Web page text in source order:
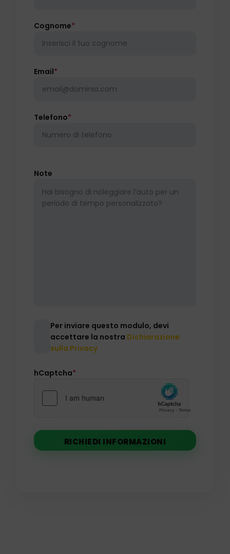
Cognome*
Email*
Telefono*
Note
Consenso
Per inviare questo modulo, devi
accettare la nostra Dichiarazione
sulla Privacy
hCaptcha*
RICHIEDI INFORMAZIONI